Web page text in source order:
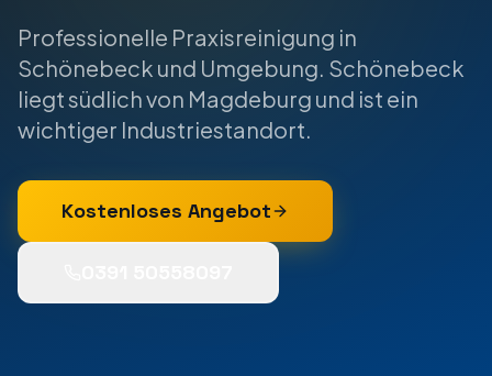
Professionelle Praxisreinigung in
Schönebeck und Umgebung. Schönebeck
liegt südlich von Magdeburg und ist ein
wichtiger Industriestandort.
Kostenloses Angebot